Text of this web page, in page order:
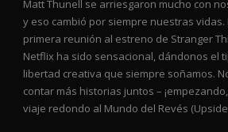
Matt Thunell se arriesgaron mucho con
y eso cambió por siempre nuestras
primera reunión al estreno de Stranger
Netflix ha sido sensacional, dándonos el
libertad creativa que siempre soñamos.
contar más historias juntos –
viaje redondo al Mundo del Revés